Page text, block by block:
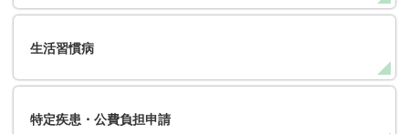
生活習慣病
特定疾患・公費負担申請